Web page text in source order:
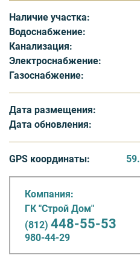
Коттеджный поселок
предоставит все
проживания за умеренную
дом, близость природы и
Поблизости находятся
Стрельны, Петергофа,
также доступны все
Наличие участка:
Водоснабжение:
Канализация:
Электроснабжение:
Газоснабжение:
Дата размещения:
Дата обновления:
GPS координаты:
Компания:
ГК "Строй Дом"
(812) 448-55-53
980-44-29